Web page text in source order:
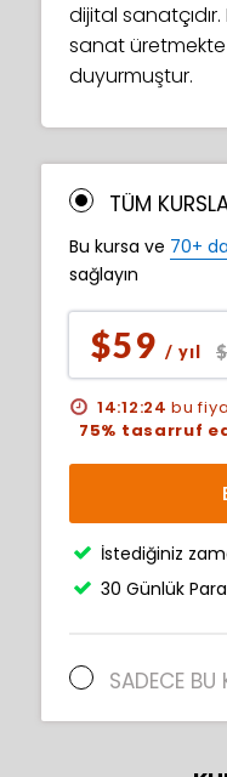
dijital sanatçıdır.
sanat üretmekte
duyurmuştur.
TÜM
Bu kursa ve 70+
sağlayın
$59 / yıl
14:12:23 bu
75% tasarruf
İstediğiniz
30 Günlük
SADECE BU